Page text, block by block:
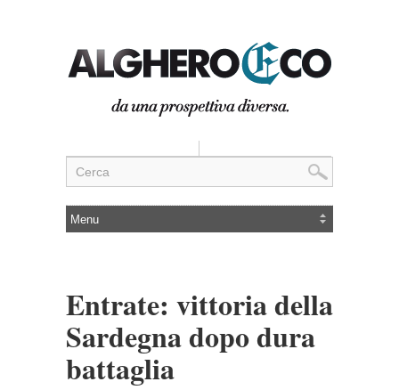
Entrate: vittoria della
Sardegna dopo dura
battaglia